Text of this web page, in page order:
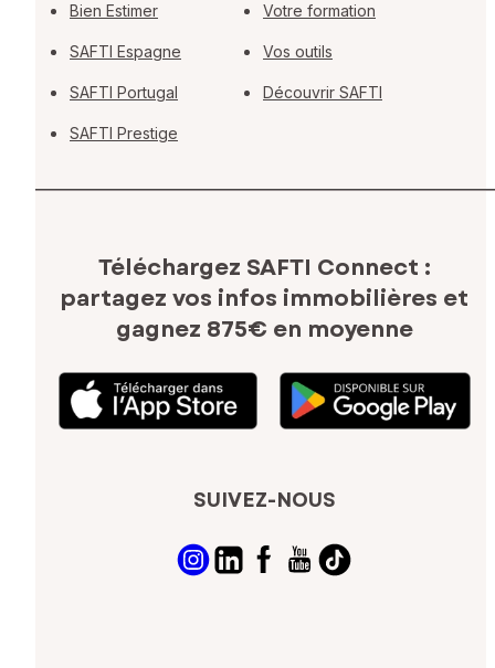
Bien Estimer
SAFTI Espagne
SAFTI Portugal
SAFTI Prestige
Votre formation
Vos outils
Découvrir SAFTI
Téléchargez SAFTI Connect :
partagez vos infos immobilières et
gagnez 875€ en moyenne
SUIVEZ-NOUS